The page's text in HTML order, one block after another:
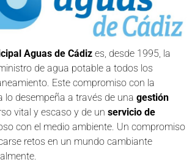
Aguas de Cádiz es, desde 1995, la
de agua potable a todos los
Este compromiso con la
lo desempeña a través de una gestión
vital y escaso y de un servicio de
con el medio ambiente. Un compromiso
retos en un mundo cambiante